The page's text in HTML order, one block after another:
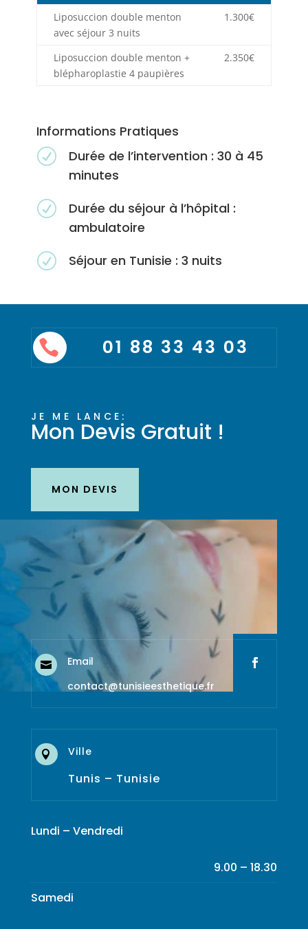
Liposuccion double menton
avec séjour 3 nuits
1.300€
Liposuccion double menton +
blépharoplastie 4 paupières
2.350€
Informations Pratiques
R
Durée de l’intervention : 30 à 45
minutes
R
Durée du séjour à l’hôpital :
ambulatoire
R Séjour en Tunisie : 3 nuits
 01 88 33 43 03
JE ME LANCE:
Mon Devis Gratuit !
MON DEVIS

Email
contact@tunisieesthetique.fr
 Ville
Tunis – Tunisie
Lundi – Vendredi
9.00 – 18.30
Samedi